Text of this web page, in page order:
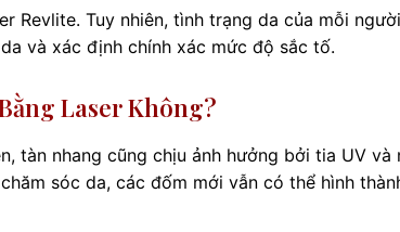
Revlite. Tuy nhiên, tình trạng da của mỗi
và xác định chính xác mức độ sắc tố.
Laser Không?
tàn nhang cũng chịu ảnh hưởng bởi tia UV và
sóc da, các đốm mới vẫn có thể hình